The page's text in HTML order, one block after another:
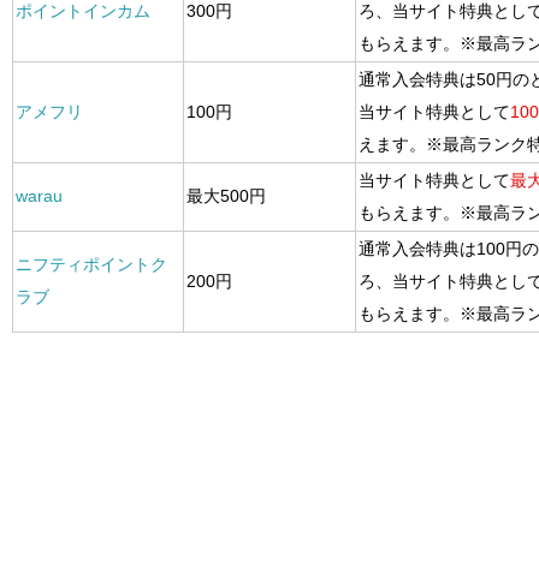
ポイントインカム 300円
ろ、当サイト特典とし
もらえます。※最高ラ
アメフリ 100円
通常入会特典は50円の
当サイト特典として
えます。※最高ランク
warau 最大500円
当サイト特典として最
もらえます。※最高ラ
ニフティポイントク
ラブ
200円
通常入会特典は100円
ろ、当サイト特典とし
もらえます。※最高ラ